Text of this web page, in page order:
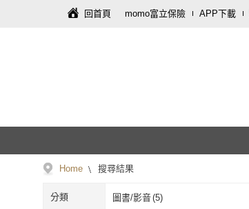
回首頁 momo富立保險 APP下載
Home 搜尋結果
分類 圖書/影音(5)